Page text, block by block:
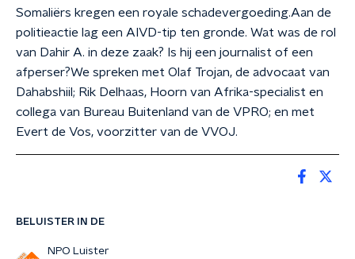
BELUISTER IN DE
NPO Luister
Somaliërs kregen een royale schadevergoeding.Aan de
politieactie lag een AIVD-tip ten gronde. Wat was de rol
van Dahir A. in deze zaak? Is hij een journalist of een
afperser?We spreken met Olaf Trojan, de advocaat van
Dahabshiil; Rik Delhaas, Hoorn van Afrika-specialist en
collega van Bureau Buitenland van de VPRO; en met
Evert de Vos, voorzitter van de VVOJ.